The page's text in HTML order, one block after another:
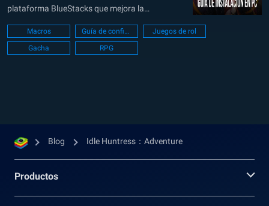
plataforma BlueStacks que mejora la
experiencia general de jugar cualquier juego
móvil disponible. Innumerables usuarios se han
cambiado a esta plataforma y nunca es
Macros Guía de configuración de PC
Juegos de rol
Gacha
RPG
Blog Idle Huntress：Adventure
Productos